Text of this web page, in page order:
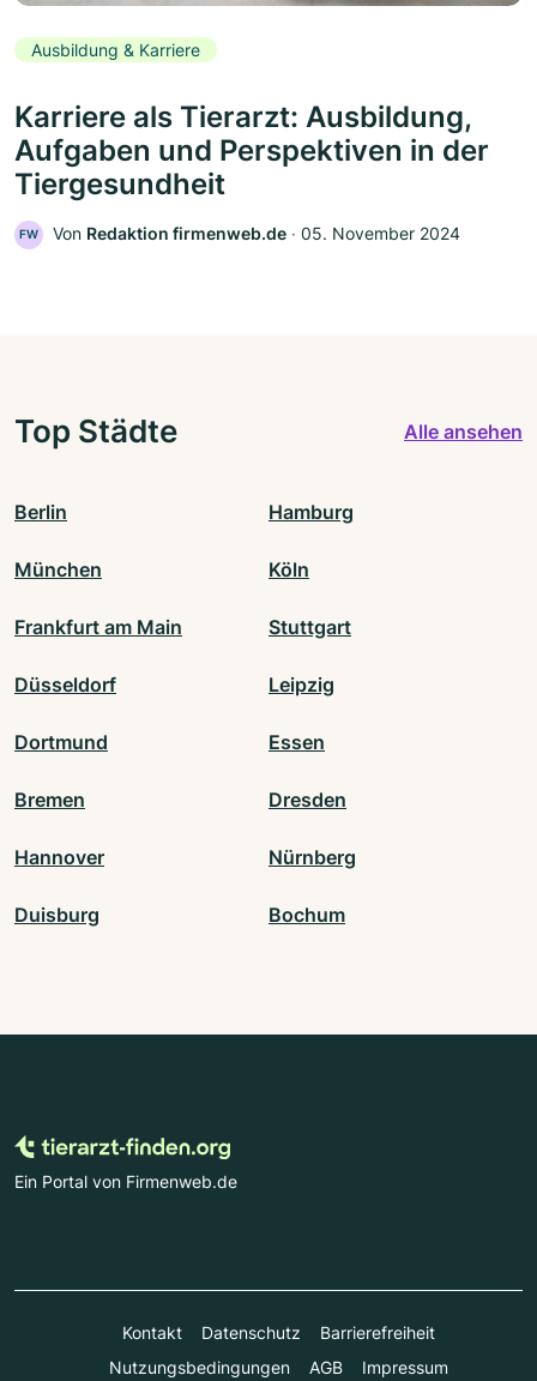
Ausbildung & Karriere
Karriere als Tierarzt: Ausbildung,
Aufgaben und Perspektiven in der
Tiergesundheit
FW Von Redaktion firmenweb.de ‧ 05. November 2024
Top Städte Alle ansehen
Berlin Hamburg
München Köln
Frankfurt am Main Stuttgart
Düsseldorf Leipzig
Dortmund Essen
Bremen Dresden
Hannover Nürnberg
Duisburg Bochum
Ein Portal von Firmenweb.de
Kontakt Datenschutz
Barrierefreiheit
Nutzungsbedingungen
AGB Impressum